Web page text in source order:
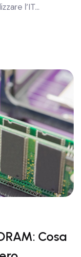
l’IT…
Cosa